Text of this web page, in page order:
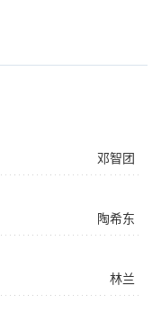
邓智团
陶希东
林兰